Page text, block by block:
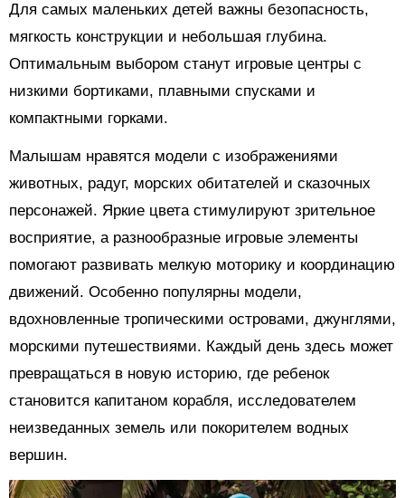
Для самых маленьких детей важны безопасность,
мягкость конструкции и небольшая глубина.
Оптимальным выбором станут игровые центры с
низкими бортиками, плавными спусками и
компактными горками.
Малышам нравятся модели с изображениями
животных, радуг, морских обитателей и сказочных
персонажей. Яркие цвета стимулируют зрительное
восприятие, а разнообразные игровые элементы
помогают развивать мелкую моторику и координацию
движений. Особенно популярны модели,
вдохновленные тропическими островами, джунглями,
морскими путешествиями. Каждый день здесь может
превращаться в новую историю, где ребенок
становится капитаном корабля, исследователем
неизведанных земель или покорителем водных
вершин.